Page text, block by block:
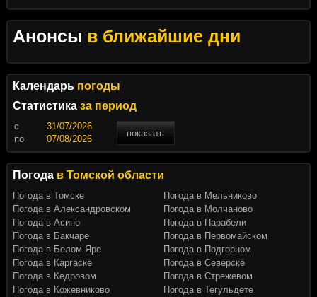
Анонсы в ближайшие дни
Календарь погоды
Статистика за период
c
показать
по
Погода в Томской области
Погода в Томске
Погода в Александровском
Погода в Асино
Погода в Бакчаре
Погода в Белом Яре
Погода в Каргаске
Погода в Кедровом
Погода в Кожевниково
Погода в Мельниково
Погода в Молчаново
Погода в Парабели
Погода в Первомайском
Погода в Подгорном
Погода в Северске
Погода в Стрежевом
Погода в Тегульдете